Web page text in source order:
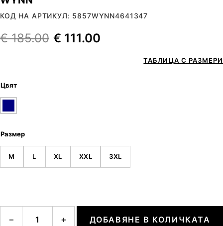
КОД НА АРТИКУЛ: 5857WYNN4641347
€185.00 € 111.00
ТАБЛИЦА С РАЗМЕРИ
Цвят
Размер
M L XL XXL 3XL
− + ДОБАВЯНЕ В КОЛИЧКАТА